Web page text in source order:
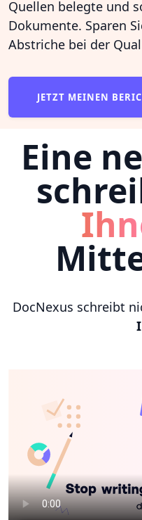
Quellen belegte und
Dokumente. Sparen
Abstriche bei der
JETZT MEINEN
Eine
DocNexus schreibt